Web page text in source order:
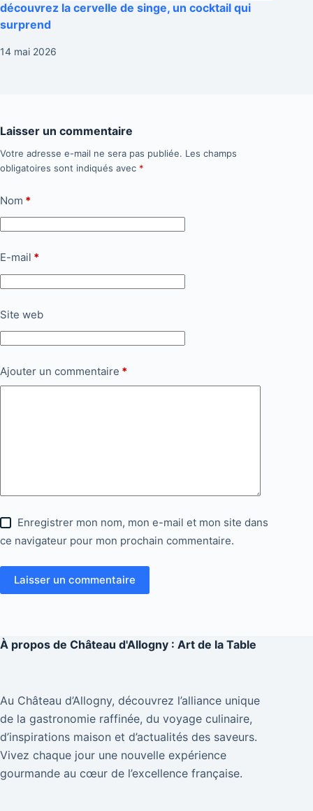
découvrez la cervelle de singe, un cocktail qui
surprend
14 mai 2026
Laisser un commentaire
Votre adresse e-mail ne sera pas publiée. Les champs
obligatoires sont indiqués avec *
Nom *
E-mail *
Site web
Ajouter un commentaire *
Enregistrer mon nom, mon e-mail et mon site dans
ce navigateur pour mon prochain commentaire.
Laisser un commentaire
À propos de Château d'Allogny : Art de la Table
Au Château d’Allogny, découvrez l’alliance unique
de la gastronomie raffinée, du voyage culinaire,
d’inspirations maison et d’actualités des saveurs.
Vivez chaque jour une nouvelle expérience
gourmande au cœur de l’excellence française.